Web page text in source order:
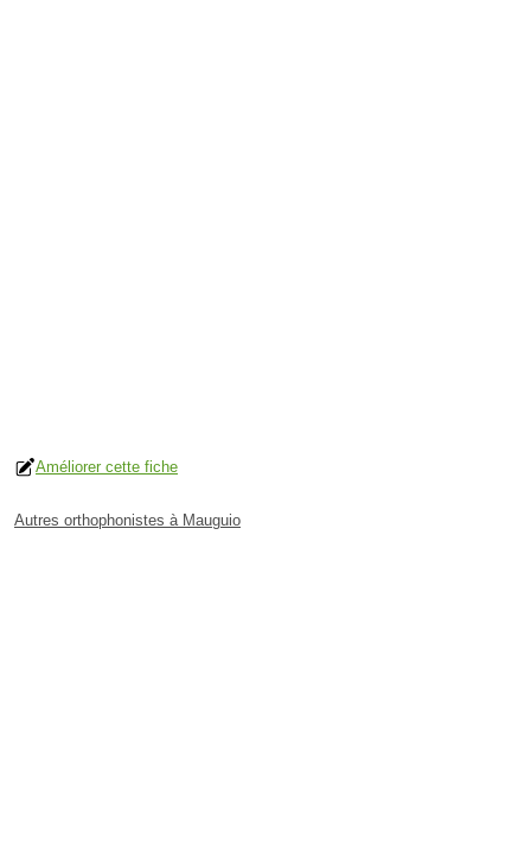
Améliorer cette fiche
Autres orthophonistes à Mauguio